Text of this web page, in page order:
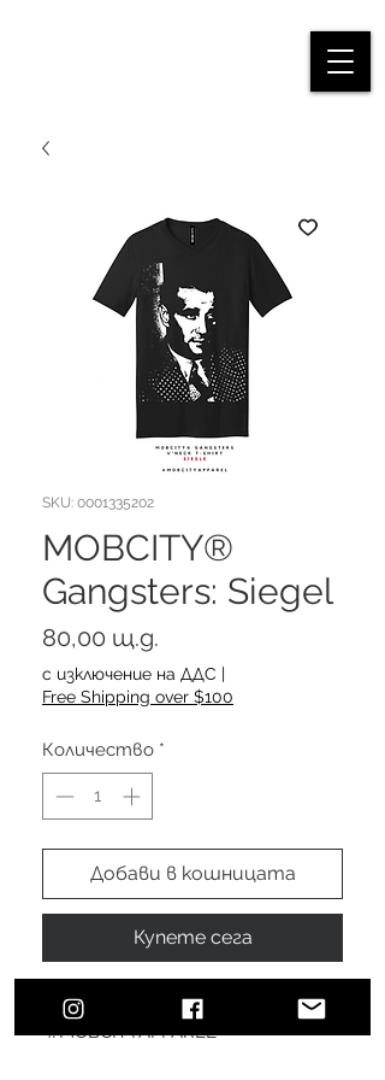
SKU: 0001335202
MOBCITY®
Gangsters: Siegel
80,00 щ.д.
с изключение на ДДС |
Free Shipping over $100
Количество *
Добави в кошницата
Купете сега
MOBCITY® Gangsters: Siegel
#MOBCITYAPPAREL